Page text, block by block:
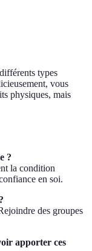
types
vous
physiques, mais
?
la condition
en soi.
des groupes
apporter ces